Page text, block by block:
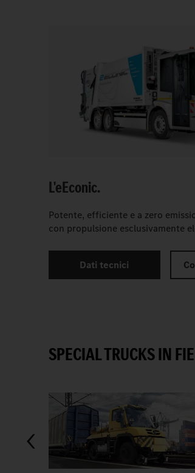
L'eEconic.
Potente, efficiente e a zero
con propulsione esclusivamente
Dati tecnici
SPECIAL TRUCKS IN